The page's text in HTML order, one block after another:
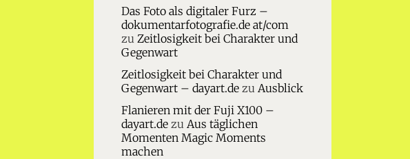
Das Foto als digitaler Furz –
dokumentarfotografie.de at/com
zu Zeitlosigkeit bei Charakter und
Gegenwart
Zeitlosigkeit bei Charakter und
Gegenwart – dayart.dezu Ausblick
Flanieren mit der Fuji X100 –
dayart.dezu Aus täglichen
Momenten Magic Moments
machen